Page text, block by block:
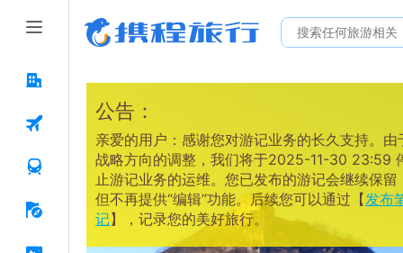
公告：
亲爱的用户：感谢您对游记业务的长久支持。由
战略方向的调整，我们将于2025-11-30 23:59
止游记业务的运维。您已发布的游记会继续保留
但不再提供“编辑”功能。后续您可以通过【发布
记】，记录您的美好旅行。